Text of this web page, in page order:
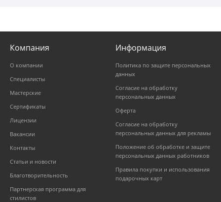
Компания
О компании
Специалисты
Мастерские
Сертификаты
Лицензии
Вакансии
Контакты
Статьи и новости
Благотворительность
Партнерская программа для
стилистов
Информация
Политика по защите персональных
данных
Согласие на обработку
персональных данных
Оферта
Согласие на обработку
персональных данных для рекламы
Положение об обработке и защите
персональных данных работников
Правила покупки и использования
подарочных карт